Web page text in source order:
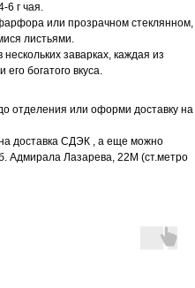
6 г чая.
или прозрачном стеклянном,
листьями.
заварках, каждая из
богатого вкуса.
отделения или оформи доставку на
доставка СДЭК , а еще можно
Адмирала Лазарева, 22М (ст.метро